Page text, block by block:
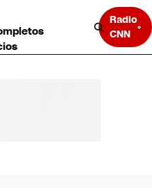
Radio
CNN